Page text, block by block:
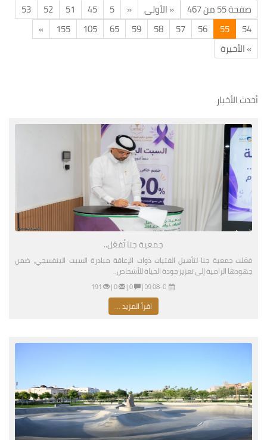
صفحة 55 من 467 « الأولى «
5
45
51
52
53
54
55
56
57
58
59
65
105
155
»
» الأخيرة
أحدث الأخبار
جمعية جنا تُفعّل..
فعّلت جمعية جنا لتأهيل الفتيات ذوات الإعاقة مبادرة السبت البنفسجي، ضمن
جهودها الرامية إلى تعزيز جودة الحياة للأشخاص..
08-01-2026 03:09 مساءً |
0 |
0 |
191
اقرأ المزيد ...